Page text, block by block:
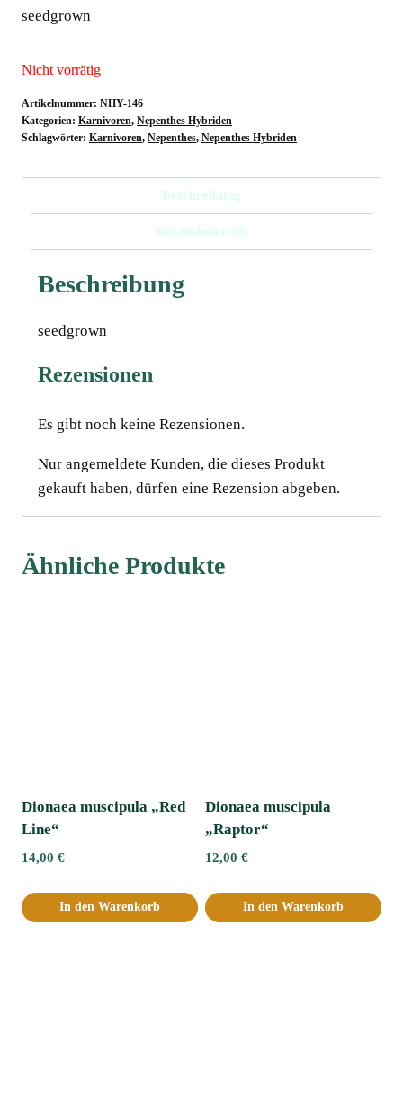
seedgrown
Nicht vorrätig
Artikelnummer: NHY-146
Kategorien: Karnivoren, Nepenthes Hybriden
Schlagwörter: Karnivoren, Nepenthes, Nepenthes Hybriden
Beschreibung
Rezensionen (0)
Beschreibung
seedgrown
Rezensionen
Es gibt noch keine Rezensionen.
Nur angemeldete Kunden, die dieses Produkt
gekauft haben, dürfen eine Rezension abgeben.
Ähnliche Produkte
Dionaea muscipula „Red
Line“
14,00 €
In den Warenkorb
Dionaea muscipula
„Raptor“
12,00 €
In den Warenkorb